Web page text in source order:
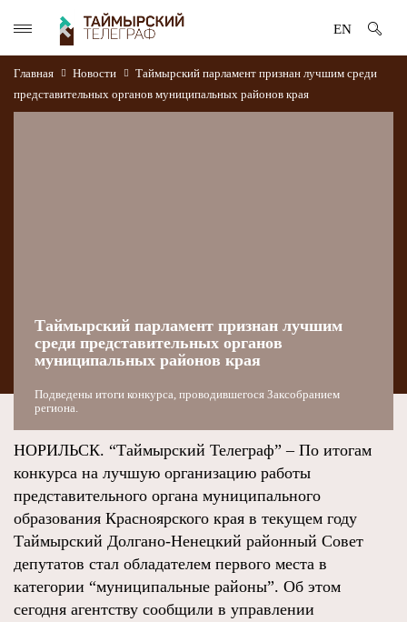
EN
Главная Новости
Таймырский парламент признан лучшим среди
представительных органов муниципальных районов края
Таймырский парламент признан лучшим
среди представительных органов
муниципальных районов края
Подведены итоги конкурса, проводившегося Заксобранием
региона.
НОРИЛЬСК. “Таймырский Телеграф” – По итогам
конкурса на лучшую организацию работы
представительного органа муниципального
образования Красноярского края в текущем году
Таймырский Долгано-Ненецкий районный Совет
депутатов стал обладателем первого места в
категории “муниципальные районы”. Об этом
сегодня агентству сообщили в управлении